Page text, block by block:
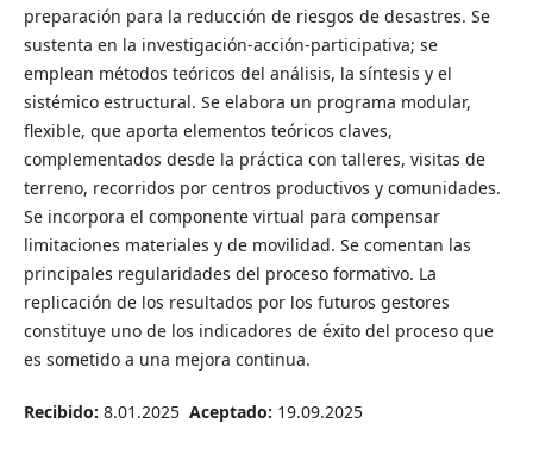
preparación para la reducción de riesgos de desastres. Se
sustenta en la investigación-acción-participativa; se
emplean métodos teóricos del análisis, la síntesis y el
sistémico estructural. Se elabora un programa modular,
flexible, que aporta elementos teóricos claves,
complementados desde la práctica con talleres, visitas de
terreno, recorridos por centros productivos y comunidades.
Se incorpora el componente virtual para compensar
limitaciones materiales y de movilidad. Se comentan las
principales regularidades del proceso formativo. La
replicación de los resultados por los futuros gestores
constituye uno de los indicadores de éxito del proceso que
es sometido a una mejora continua.
Recibido: 8.01.2025 Aceptado: 19.09.2025